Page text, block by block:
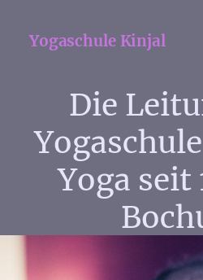
Yogaschule Kinjal
Die
Yoga seit